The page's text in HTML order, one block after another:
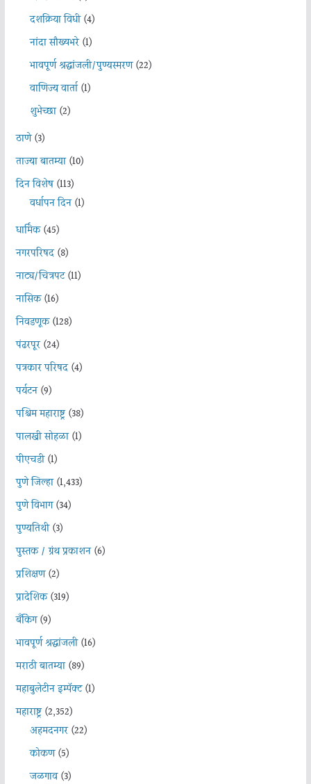
दशक्रिया विधी(4)
नांदा सौख्यभरे(1)
भावपूर्ण श्रद्धांजली/पुण्यस्मरण(22)
वाणिज्य वार्ता(1)
शुभेच्छा(2)
ठाणे(3)
ताज्या बातम्या(10)
दिन विशेष(113)
वर्धापन दिन(1)
धार्मिक(45)
नगरपरिषद(8)
नाट्य/चित्रपट(11)
नासिक(16)
निवडणूक(128)
पंढरपूर(24)
पत्रकार परिषद(4)
पर्यटन(9)
पश्चिम महाराष्ट्र(38)
पालखी सोहळा(1)
पीएचडी(1)
पुणे जिल्हा(1,433)
पुणे विभाग(34)
पुण्यतिथी(3)
पुस्तक / ग्रंथ प्रकाशन(6)
प्रशिक्षण(2)
प्रादेशिक(319)
बँकिंग(9)
भावपूर्ण श्रद्धांजली(16)
मराठी बातम्या(89)
महाबुलेटीन इम्पॅक्ट(1)
महाराष्ट्र(2,352)
अहमदनगर(22)
कोकण(5)
जळगाव(3)